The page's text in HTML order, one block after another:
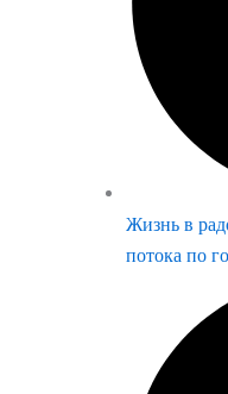
Жизнь в
потока по